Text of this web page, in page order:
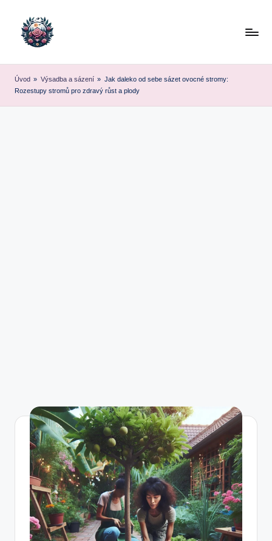
Úvod » Výsadba a sázení » Jak daleko od sebe sázet ovocné stromy:
Rozestupy stromů pro zdravý růst a plody